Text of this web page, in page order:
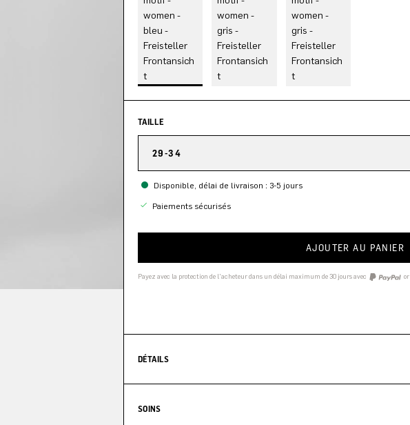
TAILLE
29-34
Disponible, délai de livraison : 3-5 jours
Paiements sécurisés
AJOUTER AU PANIER
Payez avec la protection de l'acheteur dans un délai maximum de 30 jours avec or
DÉTAILS
SOINS